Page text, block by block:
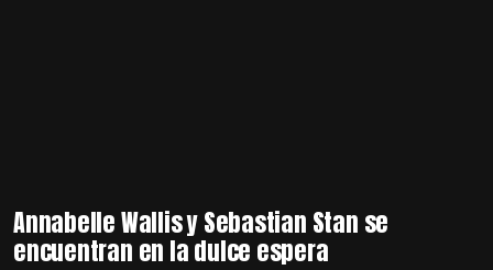
Annabelle Wallis y Sebastian Stan se
encuentran en la dulce espera